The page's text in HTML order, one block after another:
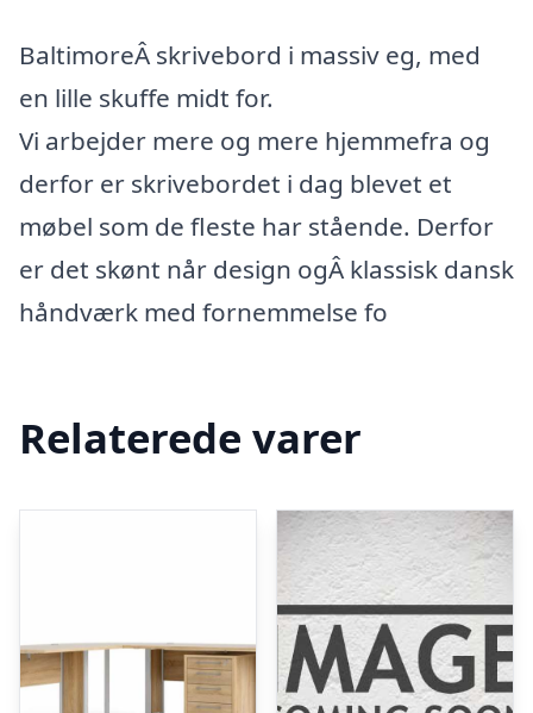
BaltimoreÂ skrivebord i massiv eg, med
en lille skuffe midt for.
Vi arbejder mere og mere hjemmefra og
derfor er skrivebordet i dag blevet et
møbel som de fleste har stående. Derfor
er det skønt når design ogÂ klassisk dansk
håndværk med fornemmelse fo
Relaterede varer